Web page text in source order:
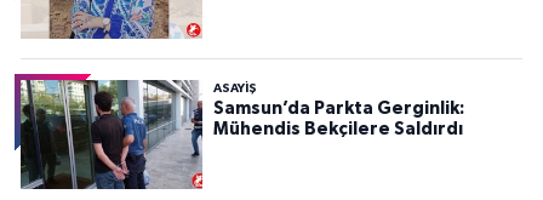
ASAYIŞ
Samsun’da Parkta Gerginlik:
Mühendis Bekçilere Saldırdı